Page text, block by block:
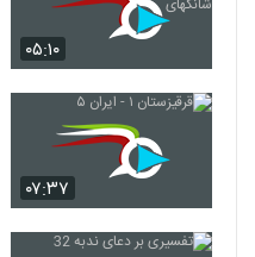
۰۵:۱۰
۰۷:۳۷